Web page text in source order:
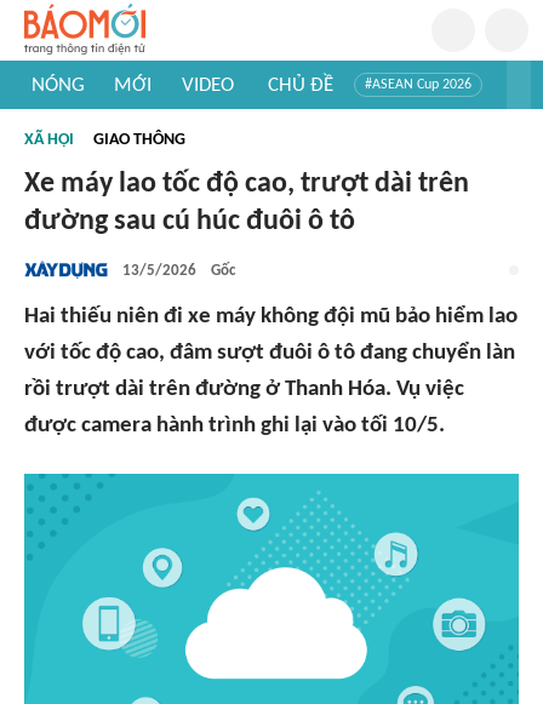
NÓNG MỚI VIDEO CHỦ ĐỀ #ASEAN Cup 2026
#Khám phá thế giới
XÃ HỘI GIAO THÔNG
Xe máy lao tốc độ cao, trượt dài trên
đường sau cú húc đuôi ô tô
13/5/2026 Gốc
Hai thiếu niên đi xe máy không đội mũ bảo hiểm lao
với tốc độ cao, đâm sượt đuôi ô tô đang chuyển làn
rồi trượt dài trên đường ở Thanh Hóa. Vụ việc
được camera hành trình ghi lại vào tối 10/5.